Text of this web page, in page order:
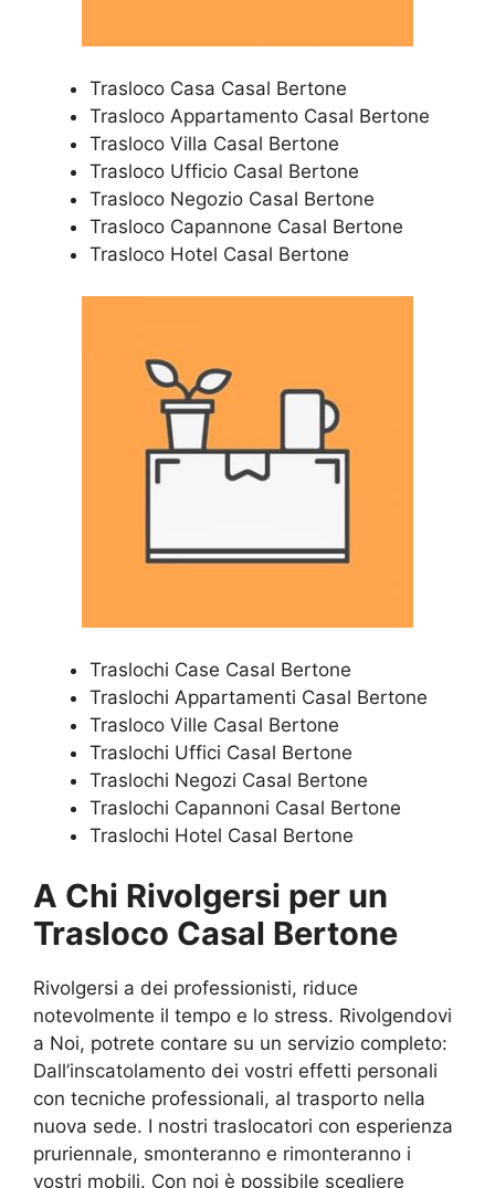
Trasloco Casa Casal Bertone
Trasloco Appartamento Casal Bertone
Trasloco Villa Casal Bertone
Trasloco Ufficio Casal Bertone
Trasloco Negozio Casal Bertone
Trasloco Capannone Casal Bertone
Trasloco Hotel Casal Bertone
Traslochi Case Casal Bertone
Traslochi Appartamenti Casal Bertone
Trasloco Ville Casal Bertone
Traslochi Uffici Casal Bertone
Traslochi Negozi Casal Bertone
Traslochi Capannoni Casal Bertone
Traslochi Hotel Casal Bertone
A Chi Rivolgersi per un
Trasloco Casal Bertone
Rivolgersi a dei professionisti, riduce
notevolmente il tempo e lo stress. Rivolgendovi
a Noi, potrete contare su un servizio completo:
Dall’inscatolamento dei vostri effetti personali
con tecniche professionali, al trasporto nella
nuova sede. I nostri traslocatori con esperienza
pruriennale, smonteranno e rimonteranno i
vostri mobili. Con noi è possibile scegliere